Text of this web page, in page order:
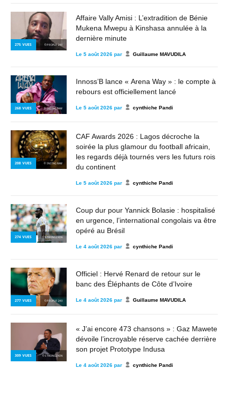
275 VUES © PEOPLE 243
Affaire Vally Amisi : L’extradition de Bénie
Mukena Mwepu à Kinshasa annulée à la
dernière minute
Le 5 août 2026 par Guillaume MAVUDILA
268 VUES © INSTAGRAM
Innoss’B lance « Arena Way » : le compte à
rebours est officiellement lancé
Le 5 août 2026 par cynthiche Pandi
208 VUES © INSTAGRAM
CAF Awards 2026 : Lagos décroche la
soirée la plus glamour du football africain,
les regards déjà tournés vers les futurs rois
du continent
Le 5 août 2026 par cynthiche Pandi
274 VUES © STRONG2KIN
Coup dur pour Yannick Bolasie : hospitalisé
en urgence, l’international congolais va être
opéré au Brésil
Le 4 août 2026 par cynthiche Pandi
277 VUES © PEOPLE 243
Officiel : Hervé Renard de retour sur le
banc des Éléphants de Côte d’Ivoire
Le 4 août 2026 par Guillaume MAVUDILA
309 VUES © STRONG2KIN
« J’ai encore 473 chansons » : Gaz Mawete
dévoile l’incroyable réserve cachée derrière
son projet Prototype Indusa
Le 4 août 2026 par cynthiche Pandi